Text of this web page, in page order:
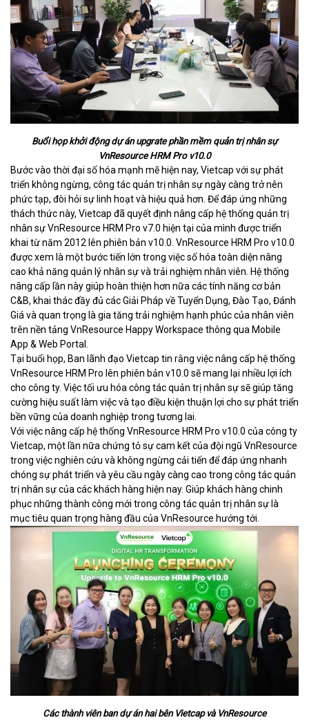
Buổi họp khởi động dự án upgrate phần mềm quản trị nhân sự
VnResource HRM Pro v10.0
Bước vào thời đại số hóa mạnh mẽ hiện nay, Vietcap với sự phát
triển không ngừng, công tác quản trị nhân sự ngày càng trở nên
phức tạp, đòi hỏi sự linh hoạt và hiệu quả hơn. Để đáp ứng những
thách thức này, Vietcap đã quyết định nâng cấp hệ thống quản trị
nhân sự VnResource HRM Pro v7.0 hiện tại của mình được triển
khai từ năm 2012 lên phiên bản v10.0. VnResource HRM Pro v10.0
được xem là một bước tiến lớn trong việc số hóa toàn diện nâng
cao khả năng quản lý nhân sự và trải nghiệm nhân viên. Hệ thống
nâng cấp lần này giúp hoàn thiện hơn nữa các tính năng cơ bản
C&B, khai thác đầy đủ các Giải Pháp về Tuyển Dụng, Đào Tạo, Đánh
Giá và quan trọng là gia tăng trải nghiệm hạnh phúc của nhân viên
trên nền tảng VnResource Happy Workspace thông qua Mobile
App & Web Portal.
Tại buổi họp, Ban lãnh đạo Vietcap tin rằng việc nâng cấp hệ thống
VnResource HRM Pro lên phiên bản v10.0 sẽ mang lại nhiều lợi ích
cho công ty. Việc tối ưu hóa công tác quản trị nhân sự sẽ giúp tăng
cường hiệu suất làm việc và tạo điều kiện thuận lợi cho sự phát triển
bền vững của doanh nghiệp trong tương lai.
Với việc nâng cấp hệ thống VnResource HRM Pro v10.0 của công ty
Vietcap, một lần nữa chứng tỏ sự cam kết của đội ngũ VnResource
trong việc nghiên cứu và không ngừng cải tiến để đáp ứng nhanh
chóng sự phát triển và yêu cầu ngày càng cao trong công tác quản
trị nhân sự của các khách hàng hiện nay. Giúp khách hàng chinh
phục những thành công mới trong công tác quản trị nhân sự là
mục tiêu quan trọng hàng đầu của VnResource hướng tới.
Các thành viên ban dự án hai bên Vietcap và VnResource